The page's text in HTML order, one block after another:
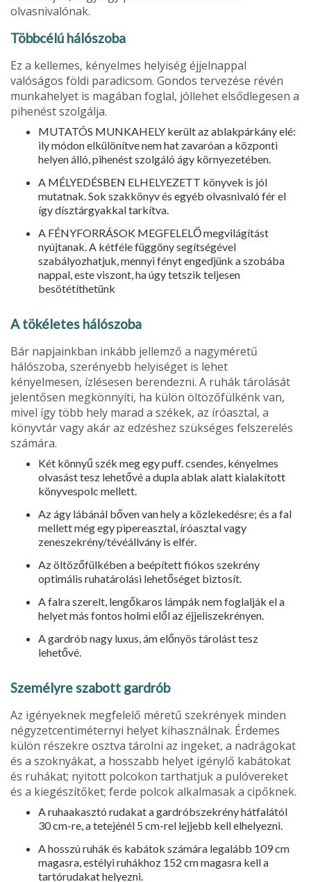
olvasnivalónak.
Többcélú hálószoba
Ez a kellemes, kényelmes helyiség éjjel­nappal
valóságos földi paradicsom. Gondos tervezése révén
munkahelyet is magában foglal, jóllehet elsődlegesen a
pihenést szolgálja.
MUTATÓS MUNKAHELY került az ablak­párkány elé:
ily módon elkülönítve nem hat zavaróan a központi
helyen álló, pihenést szolgáló ágy környezetében.
A MÉLYEDÉSBEN ELHELYEZETT könyvek is jól
mutatnak. Sok szakkönyv és egyéb olvasni­való fér el
így dísztárgyakkal tarkítva.
A FÉNYFORRÁSOK MEGFELELŐ megvilágítást
nyújtanak. A kétféle függöny segítségével
szabályozhatjuk, mennyi fényt engedjünk a szobába
nappal, este viszont, ha úgy tetszik teljesen
besötétíthetünk
A tökéletes hálószoba
Bár napjainkban inkább jellemző a nagyméretű
hálószoba, szerényebb helyiséget is lehet
kényelmesen, ízlésesen berendezni. A ruhák tárolását
jelentősen megkönnyíti, ha külön öltözőfülkénk van,
mivel így több hely marad a székek, az íróasztal, a
könyvtár vagy akár az edzéshez szükséges felszerelés
számára.
Két könnyű szék meg egy puff. csendes, kényelmes
olvasást tesz lehetővé a dupla ablak alatt kialakított
könyvespolc mellett.
Az ágy lábánál bőven van hely a közlekedésre; és a fal
mellett még egy pipereasztal, íróasztal vagy
zeneszekrény/tévéállvány is elfér.
Az öltözőfülkében a beépített fiókos szekrény
optimális ruhatárolási lehetőséget biztosít.
A falra szerelt, lengőkaros lámpák nem foglalják el a
helyet más fontos holmi elől az éjjeliszekrényen.
A gardrób nagy luxus, ám előnyös tárolást tesz
lehetővé.
Személyre szabott gardrób
Az igényeknek megfelelő méretű szekrények minden
négyzet­centiméternyi helyet kihasználnak. Érdemes
külön részekre osztva tárolni az ingeket, a nadrágokat
és a szoknyákat, a hosszabb helyet igénylő kabátokat
és ruhákat; nyitott polcokon tarthatjuk a pulóvereket
és a kiegészítőket; ferde polcok alkalmasak a cipőknek.
A ruhaakasztó rudakat a gardróbszekrény hátfalától
30 cm-re, a tetejénél 5 cm-rel lejjebb kell elhelyezni.
A hosszú ruhák és kabátok számára legalább 109 cm
magasra, estélyi ruhákhoz 152 cm magasra kell a
tartórudakat helyezni.